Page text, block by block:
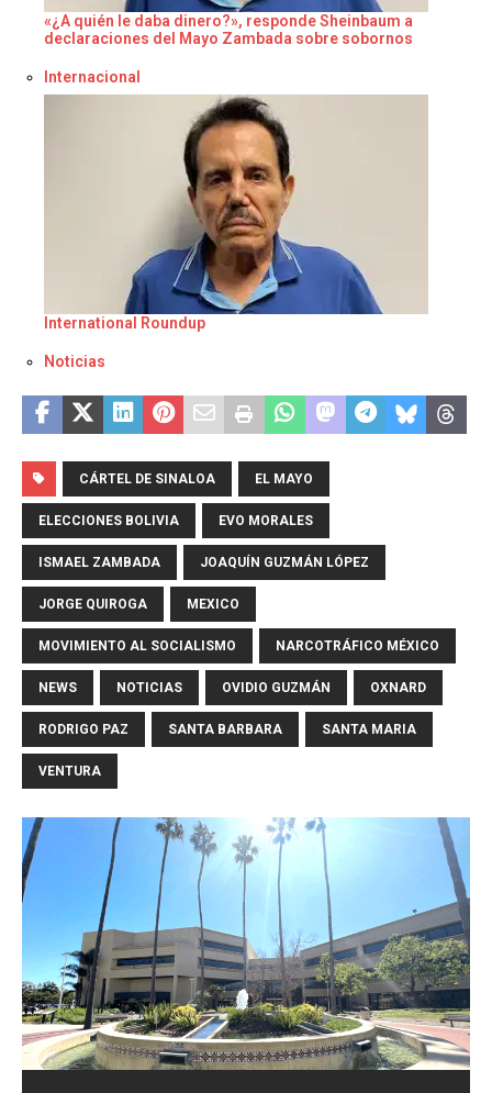
«¿A quién le daba dinero?», responde Sheinbaum a
declaraciones del Mayo Zambada sobre sobornos
Respecto a
Internacional
International Roundup
Respecto a
Noticias
CÁRTEL DE SINALOA EL MAYO
ELECCIONES BOLIVIA EVO MORALES
ISMAEL ZAMBADA JOAQUÍN GUZMÁN LÓPEZ
JORGE QUIROGA MEXICO
MOVIMIENTO AL SOCIALISMO NARCOTRÁFICO MÉXICO
NEWS NOTICIAS OVIDIO GUZMÁN OXNARD
RODRIGO PAZ SANTA BARBARA SANTA MARIA
VENTURA